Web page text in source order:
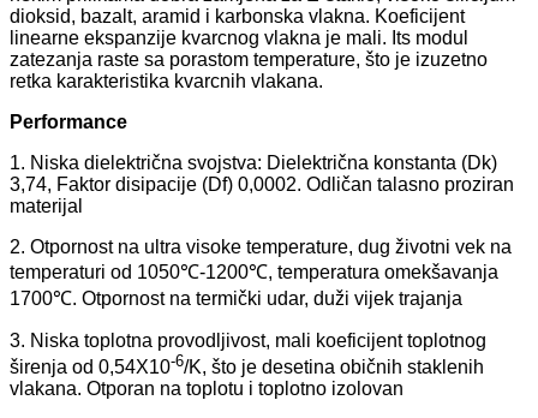
dioksid, bazalt, aramid i karbonska vlakna. Koeficijent
linearne ekspanzije kvarcnog vlakna je mali. I ts modul
zatezanja raste sa porastom temperature, što je izuzetno
retka karakteristika kvarcnih vlakana.
Performance
1. Niska dielektrična svojstva: Dielektrična konstanta (Dk)
3,74, Faktor disipacije (Df) 0,0002. Odličan talasno proziran
materijal
2. Otpornost na ultra visoke temperature, dug životni vek na
temperaturi od 1050℃-1200℃, temperatura omekšavanja
1700℃. Otpornost na termički udar, duži vijek trajanja
3. Niska toplotna provodljivost, mali koeficijent toplotnog
širenja od 0,54X10-6/K, što je desetina običnih staklenih
vlakana. Otporan na toplotu i toplotno izolovan